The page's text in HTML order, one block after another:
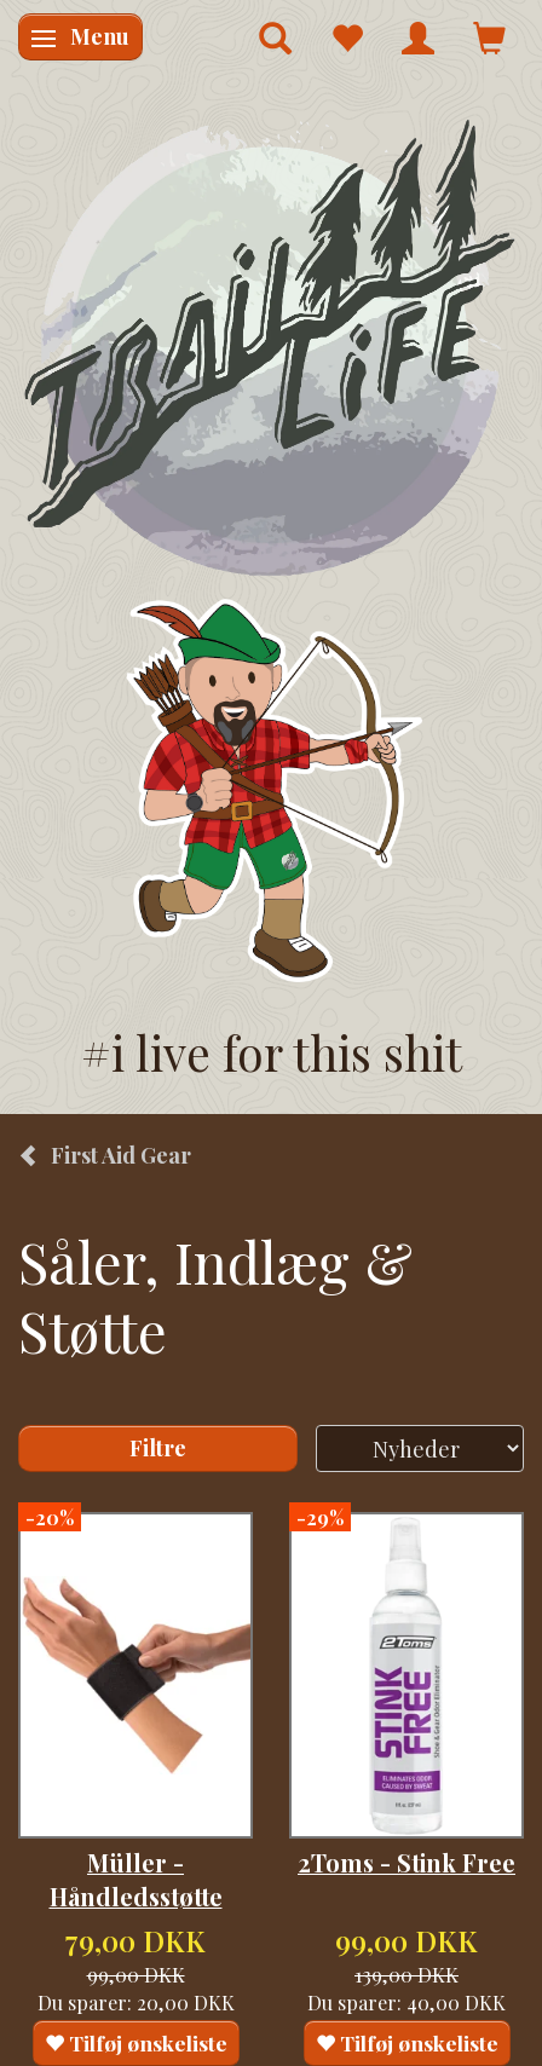
Skifte navigation
Menu
#i live for this shit
First Aid Gear
Såler, Indlæg &
Støtte
Filtre
-20%
Müller -
Håndledsstøtte
79,00 DKK
99,00 DKK
Du sparer: 20,00 DKK
Tilføj ønskeliste
-29%
2Toms - Stink Free
99,00 DKK
139,00 DKK
Du sparer: 40,00 DKK
Tilføj ønskeliste